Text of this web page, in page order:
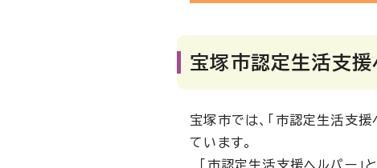
宝塚市認定生活支援
宝塚市では、「市認定生活支
ています。
「市認定生活支援ヘルパー」と